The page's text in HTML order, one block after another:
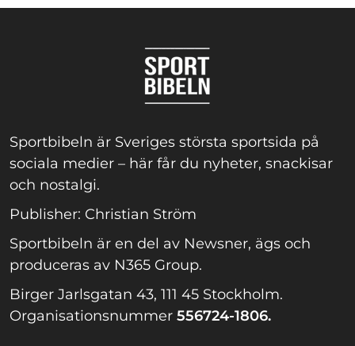
Sportbibeln är Sveriges största sportsida på
sociala medier – här får du nyheter, snackisar
och nostalgi.
Publisher: Christian Ström
Sportbibeln är en del av Newsner, ägs och
produceras av N365 Group.
Birger Jarlsgatan 43, 111 45 Stockholm.
Organisationsnummer 556724-1806.